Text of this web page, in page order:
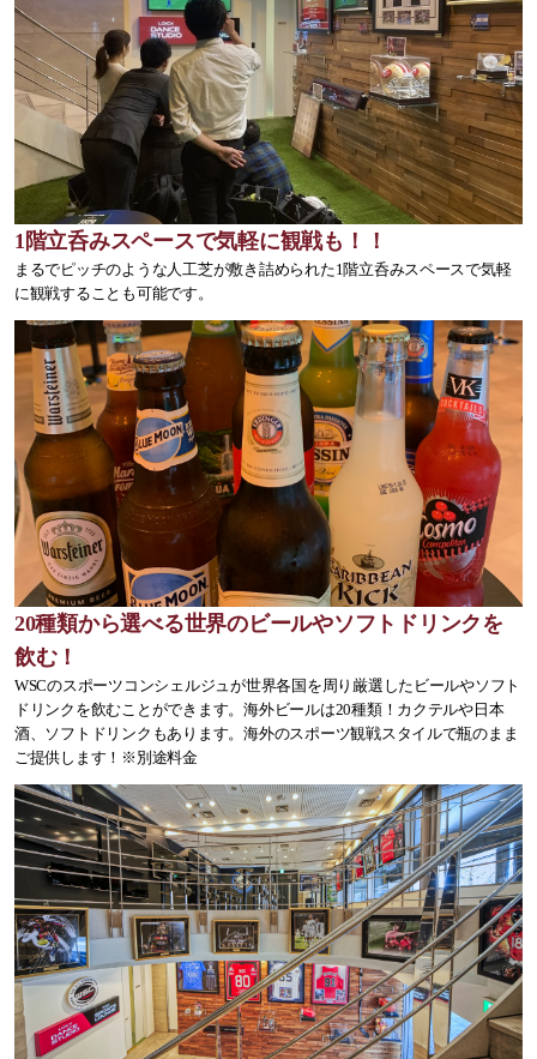
1階立呑みスペースで気軽に観戦も！！
まるでピッチのような人工芝が敷き詰められた1階立呑みスペースで気軽
に観戦することも可能です。
20種類から選べる世界のビールやソフトドリンクを
飲む！
WSCのスポーツコンシェルジュが世界各国を周り厳選したビールやソフト
ドリンクを飲むことができます。海外ビールは20種類！カクテルや日本
酒、ソフトドリンクもあります。海外のスポーツ観戦スタイルで瓶のまま
ご提供します！※別途料金